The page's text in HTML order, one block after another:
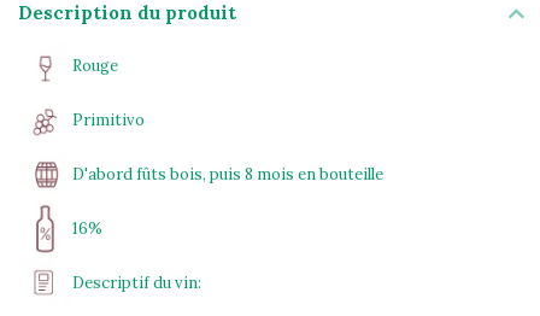
Description du produit
Rouge
Primitivo
D'abord fûts bois, puis 8 mois en bouteille
16%
Descriptif du vin: